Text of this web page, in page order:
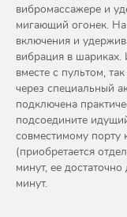
вибромассажере и
мигающий огонек.
включения и
вибрация в шариках.
вместе с пультом,
через специальный
подключена
подсоедините
совместимому порту
(приобретается
минут, ее
минут.